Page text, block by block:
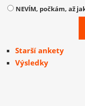
NEVÍM, počkám, až
Starší ankety
Výsledky